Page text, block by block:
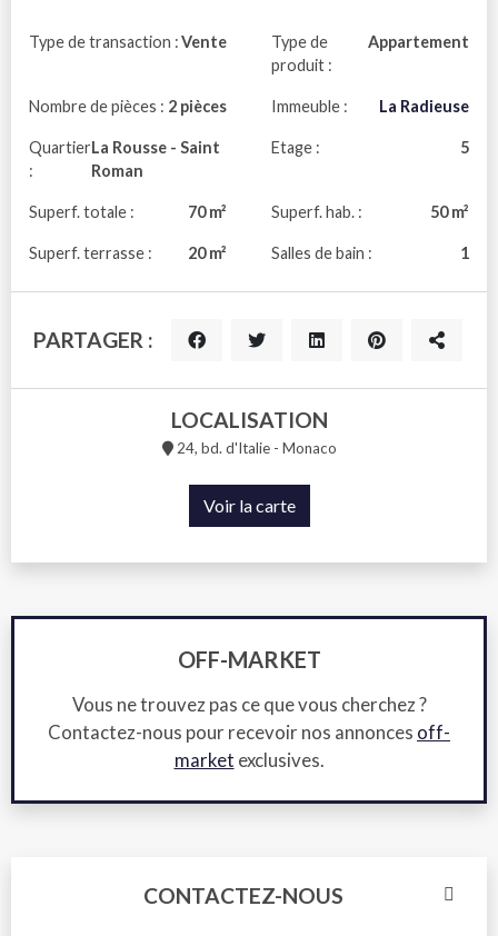
Type de transaction :Vente
Type de
produit :
Appartement
Nombre de pièces : 2 pièces Immeuble : La Radieuse
Quartier
:
La Rousse - Saint
Roman
Etage : 5
Superf. totale : 70 m² Superf. hab. : 50 m²
Superf. terrasse : 20 m² Salles de bain : 1
PARTAGER :
LOCALISATION
24, bd. d'Italie - Monaco
Voir la carte
OFF-MARKET
Vous ne trouvez pas ce que vous cherchez ?
Contactez-nous pour recevoir nos annonces off-
market exclusives.
CONTACTEZ-NOUS